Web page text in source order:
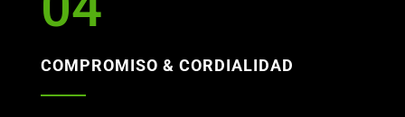
COMPROMISO & CORDIALIDAD